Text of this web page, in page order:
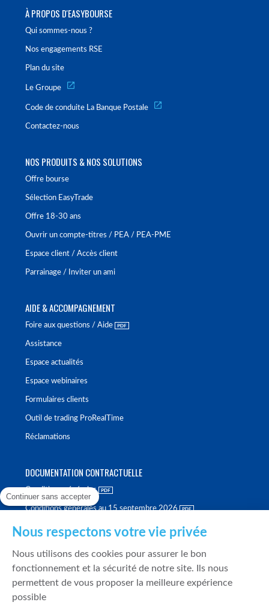
À PROPOS D'EASYBOURSE
Qui sommes-nous ?
Nos engagements RSE
Plan du site
Le Groupe
Code de conduite La Banque Postale
Contactez-nous
NOS PRODUITS & NOS SOLUTIONS
Offre bourse
Sélection EasyTrade
Offre 18-30 ans
Ouvrir un compte-titres / PEA / PEA-PME
Espace client / Accès client
Parrainage / Inviter un ami
AIDE & ACCOMPAGNEMENT
Foire aux questions / Aide
Assistance
Espace actualités
Espace webinaires
Formulaires clients
Outil de trading ProRealTime
Réclamations
DOCUMENTATION CONTRACTUELLE
Conditions générales
Conditions générales au 15 septembre 2026
Politique de meilleure sélection
Politique de durabilité
Fonds de garantie des dépôts et de résolution
Continuer sans accepter
Nous respectons votre vie privée
Nous utilisons des cookies pour assurer le bon
fonctionnement et la sécurité de notre site. Ils nous
permettent de vous proposer la meilleure expérience
possible